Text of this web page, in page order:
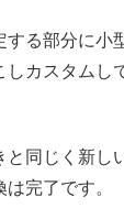
する部分に小
しカスタムし
と同じく新
完了です。